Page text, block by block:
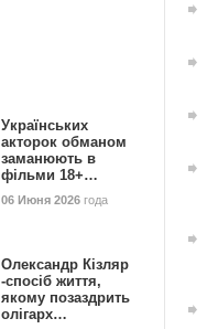
Українських
акторок обманом
заманюють в
фільми 18+…
06 Июня 2026 года
Олександр Кізляр
-спосіб життя,
якому позаздрить
олігарх…